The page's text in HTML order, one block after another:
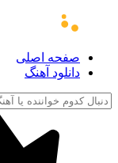
صفحه اصلی
دانلود آهنگ